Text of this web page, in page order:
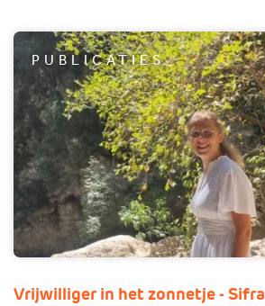
PUBLICATIES
Vrijwilliger in het zonnetje - Sifra